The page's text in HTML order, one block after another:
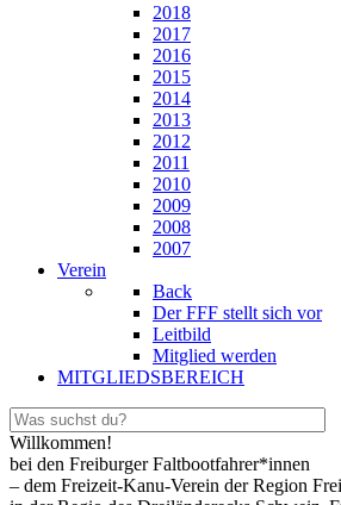
2018
2017
2016
2015
2014
2013
2012
2011
2010
2009
2008
2007
Verein
Back
Der FFF stellt sich vor
Leitbild
Mitglied werden
MITGLIEDSBEREICH
Willkommen!
bei den Freiburger Faltbootfahrer*innen
– dem Freizeit-Kanu-Verein der Region